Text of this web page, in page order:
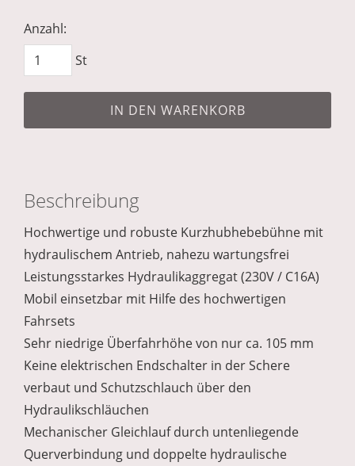
Anzahl:
St
IN DEN WARENKORB
Beschreibung
Hochwertige und robuste Kurzhubhebebühne mit
hydraulischem Antrieb, nahezu wartungsfrei
Leistungsstarkes Hydraulikaggregat (230V / C16A)
Mobil einsetzbar mit Hilfe des hochwertigen
Fahrsets
Sehr niedrige Überfahrhöhe von nur ca. 105 mm
Keine elektrischen Endschalter in der Schere
verbaut und Schutzschlauch über den
Hydraulikschläuchen
Mechanischer Gleichlauf durch untenliegende
Querverbindung und doppelte hydraulische